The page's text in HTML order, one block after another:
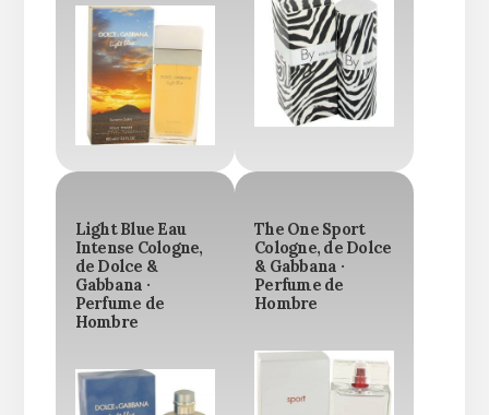
Light Blue Eau
Intense Cologne,
de Dolce &
Gabbana ·
Perfume de
Hombre
The One Sport
Cologne, de Dolce
& Gabbana ·
Perfume de
Hombre